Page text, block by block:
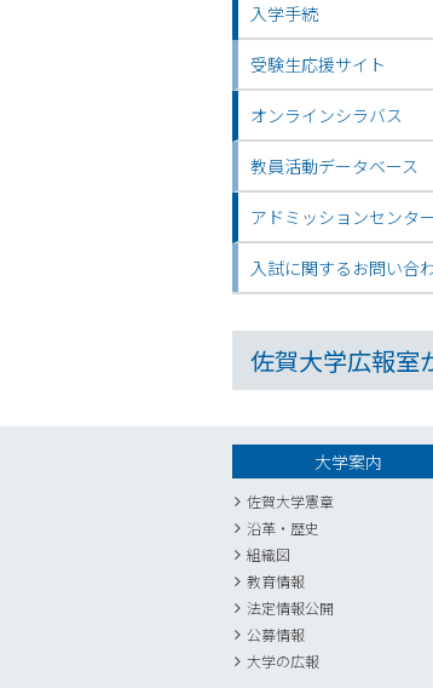
入学手続
受験生応援サイト
オンラインシラバス
教員活動データベース
アドミッションセンター
入試に関するお問い合
佐賀大学広報室
大学案内
佐賀大学憲章
沿革・歴史
組織図
教育情報
法定情報公開
公募情報
大学の広報